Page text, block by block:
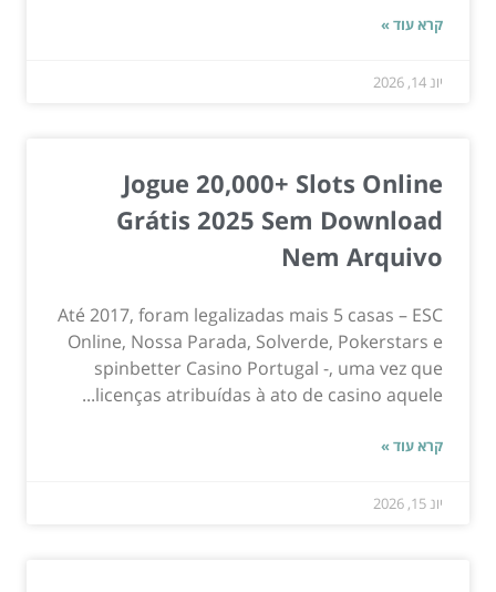
קרא עוד »
יונ 14, 2026
Jogue 20,000+ Slots Online
Grátis 2025 Sem Download
Nem Arquivo
Até 2017, foram legalizadas mais 5 casas – ESC
Online, Nossa Parada, Solverde, Pokerstars e
spinbetter Casino Portugal -, uma vez que
licenças atribuídas à ato de casino aquele...
קרא עוד »
יונ 15, 2026